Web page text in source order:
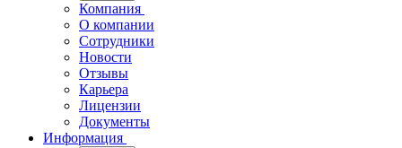
Компания
О компании
Сотрудники
Новости
Отзывы
Карьера
Лицензии
Документы
Информация